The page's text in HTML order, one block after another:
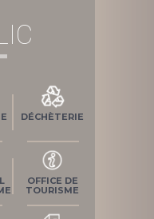
DÉCHÈTERIE
OFFICE DE
TOURISME